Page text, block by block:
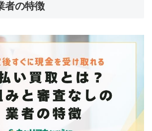
者の特徴